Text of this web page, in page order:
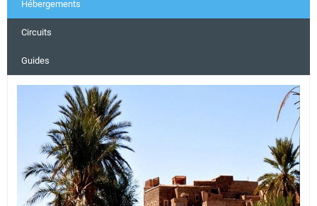
Hébergements
Circuits
Guides